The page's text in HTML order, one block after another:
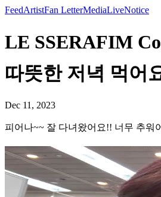
FeedArtistFan LetterMediaLiveNotice
LE SSERAFIM
따뜻한 저녁 먹어
Dec 11, 2023
피어나~~ 잘 다녀왔어요!! 너무 추